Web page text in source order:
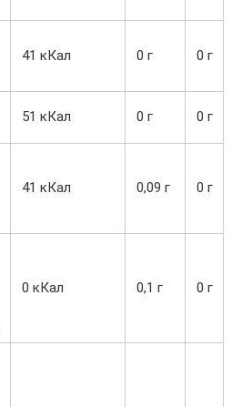
41 кКал 0 г 0 г
51 кКал 0 г 0 г
41 кКал 0,09 г 0 г
0 кКал 0,1 г 0 г